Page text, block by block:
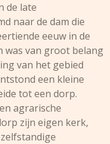
de late
naar de dam die
eeuw in de
was van groot belang
van het gebied
een kleine
tot een dorp.
agrarische
zijn eigen kerk,